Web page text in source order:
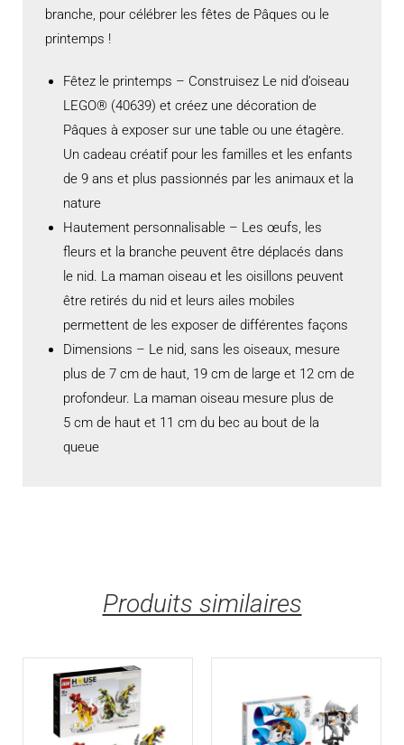
branche, pour célébrer les fêtes de Pâques ou le
printemps !
Fêtez le printemps – Construisez Le nid d’oiseau
LEGO® (40639) et créez une décoration de
Pâques à exposer sur une table ou une étagère.
Un cadeau créatif pour les familles et les enfants
de 9 ans et plus passionnés par les animaux et la
nature
Hautement personnalisable – Les œufs, les
fleurs et la branche peuvent être déplacés dans
le nid. La maman oiseau et les oisillons peuvent
être retirés du nid et leurs ailes mobiles
permettent de les exposer de différentes façons
Dimensions – Le nid, sans les oiseaux, mesure
plus de 7 cm de haut, 19 cm de large et 12 cm de
profondeur. La maman oiseau mesure plus de
5 cm de haut et 11 cm du bec au bout de la
queue
Produits similaires